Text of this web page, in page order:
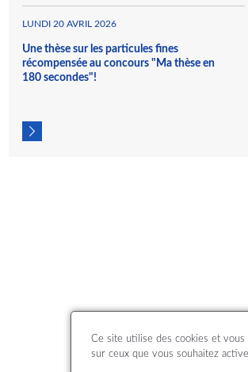
inorganiques. Ainsi, Atmo Réunion accueille, au
et l'Ineris au titre de ses travaux pour le LCSQA.
LUNDI 20 AVRIL 2026
Une thèse sur les particules fines
récompensée au concours "Ma thèse en
180 secondes"!
Ce site utilise des cookies et vous
sur ceux que vous souhaitez